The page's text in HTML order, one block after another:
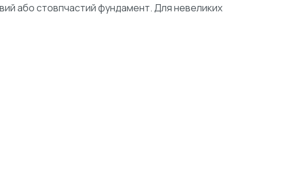
або стовпчастий фундамент. Для невеликих